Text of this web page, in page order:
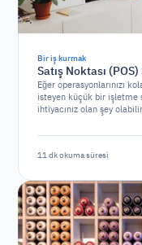
Bir iş kurmak
Satış Noktası
Eğer operasyonlarınızı
isteyen küçük bir işletme
ihtiyacınız olan şey
11 dk okuma süresi